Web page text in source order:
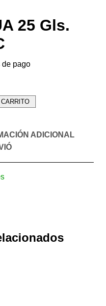
25 Gls.
ADICIONAL